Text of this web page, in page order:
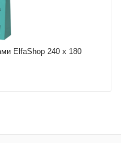
ElfaShop 240 х 180